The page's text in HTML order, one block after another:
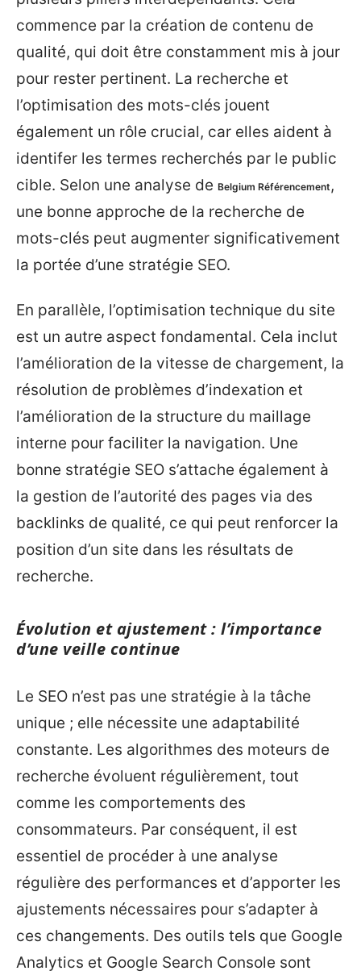
commence par la création de contenu de
qualité, qui doit être constamment mis à jour
pour rester pertinent. La recherche et
l’optimisation des mots-clés jouent
également un rôle crucial, car elles aident à
identifer les termes recherchés par le public
cible. Selon une analyse de Belgium Référencement ,
une bonne approche de la recherche de
mots-clés peut augmenter significativement
la portée d’une stratégie SEO.
En parallèle, l’optimisation technique du site
est un autre aspect fondamental. Cela inclut
l’amélioration de la vitesse de chargement, la
résolution de problèmes d’indexation et
l’amélioration de la structure du maillage
interne pour faciliter la navigation. Une
bonne stratégie SEO s’attache également à
la gestion de l’autorité des pages via des
backlinks de qualité, ce qui peut renforcer la
position d’un site dans les résultats de
recherche.
Évolution et ajustement : l’importance
d’une veille continue
Le SEO n’est pas une stratégie à la tâche
unique ; elle nécessite une adaptabilité
constante. Les algorithmes des moteurs de
recherche évoluent régulièrement, tout
comme les comportements des
consommateurs. Par conséquent, il est
essentiel de procéder à une analyse
régulière des performances et d’apporter les
ajustements nécessaires pour s’adapter à
ces changements. Des outils tels que Google
Analytics et Google Search Console sont